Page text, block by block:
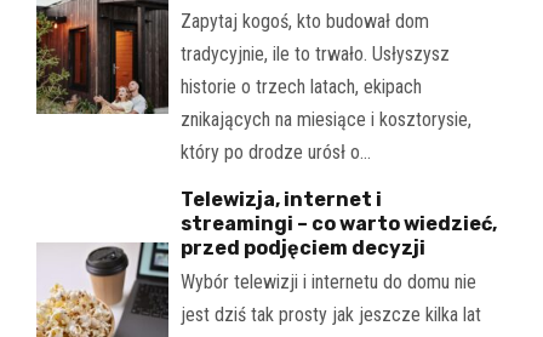
Zapytaj kogoś, kto budował dom
tradycyjnie, ile to trwało. Usłyszysz
historie o trzech latach, ekipach
znikających na miesiące i kosztorysie,
który po drodze urósł o…
Telewizja, internet i
streamingi – co warto wiedzieć,
przed podjęciem decyzji
Wybór telewizji i internetu do domu nie
jest dziś tak prosty jak jeszcze kilka lat